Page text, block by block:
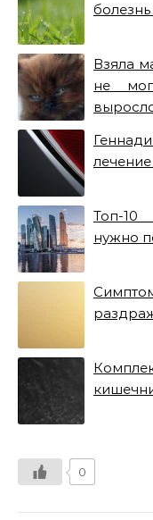
Взяла
не
Топ-10
нужно
0